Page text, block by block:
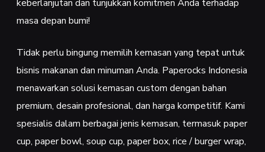
keberlanjutan dan tunjukkan komitmen Anda terhadap
masa depan bumi!
Tidak perlu bingung memilih kemasan yang tepat untuk
bisnis makanan dan minuman Anda. Paperocks Indonesia
menawarkan solusi kemasan custom dengan bahan
premium, desain profesional, dan harga kompetitif. Kami
spesialis dalam berbagai jenis kemasan, termasuk paper
cup, paper bowl, soup cup, paper box, rice / burger wrap,